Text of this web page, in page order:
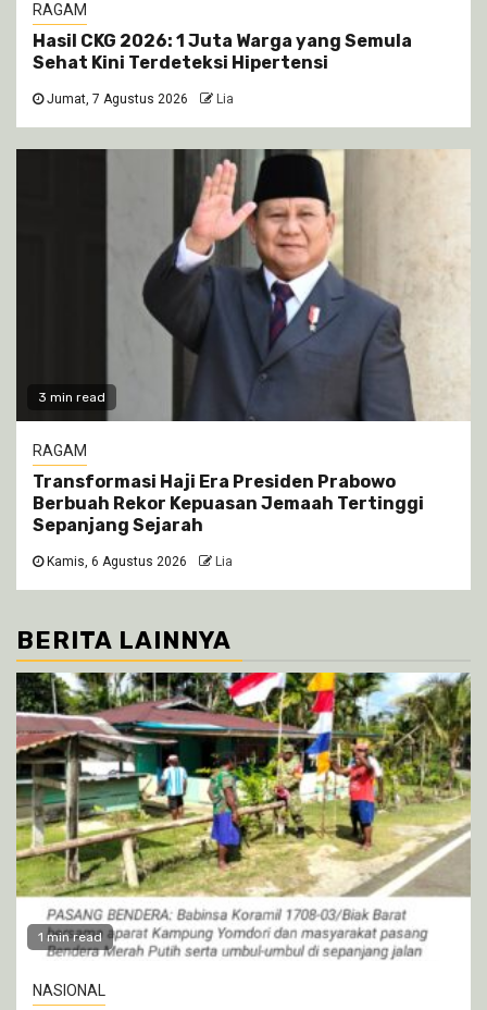
RAGAM
Hasil CKG 2026: 1 Juta Warga yang Semula
Sehat Kini Terdeteksi Hipertensi
Jumat, 7 Agustus 2026 Lia
3 min read
RAGAM
Transformasi Haji Era Presiden Prabowo
Berbuah Rekor Kepuasan Jemaah Tertinggi
Sepanjang Sejarah
Kamis, 6 Agustus 2026 Lia
BERITA LAINNYA
1 min read
NASIONAL